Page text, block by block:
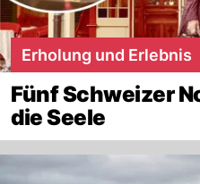
Erholung und Erlebnis
Fünf Schweizer
die Seele